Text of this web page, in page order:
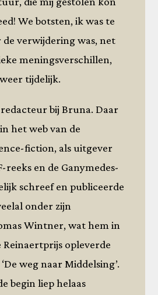
We botsten, ik was te
verwijdering was, net
meningsverschillen,
tijdelijk.
bij Bruna. Daar
het web van de
fiction, als uitgever
reeks en de Ganymedes-
schreef en publiceerde
onder zijn
Wintner, wat hem in
Reinaertprijs opleverde
weg naar Middelsing’.
begin liep helaas